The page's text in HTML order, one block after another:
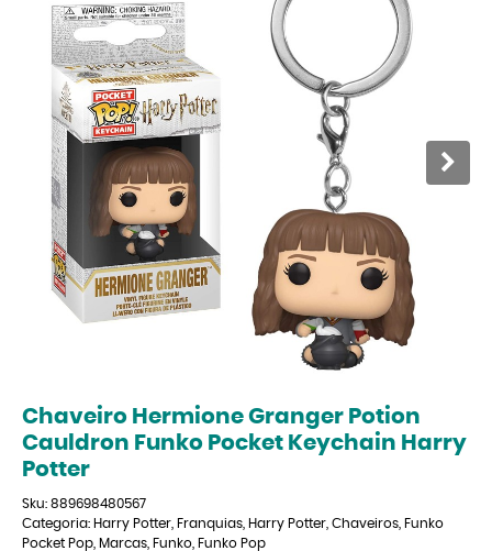
Chaveiro Hermione Granger Potion
Cauldron Funko Pocket Keychain Harry
Potter
Sku: 889698480567
Categoria: Harry Potter Franquias Harry Potter Chaveiros Funko
Pocket Pop Marcas Funko Funko Pop